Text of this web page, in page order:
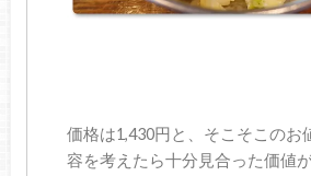
価格は1,430円と、そこそこのお
容を考えたら十分見合った価値